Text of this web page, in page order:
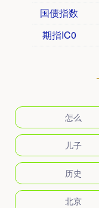
国债指数
期指IC0
怎么
儿子
历史
北京